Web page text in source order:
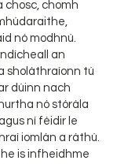
chosc, chomh
nó modhnú.
an
sholáthraíonn tú
dúinn nach
nó stórála
ní féidir le
iomlán a ráthú.
is infheidhme